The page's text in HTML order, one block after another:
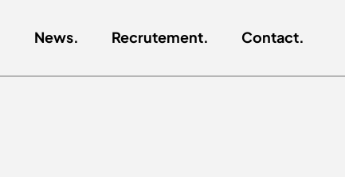
News. Recrutement. Contact.